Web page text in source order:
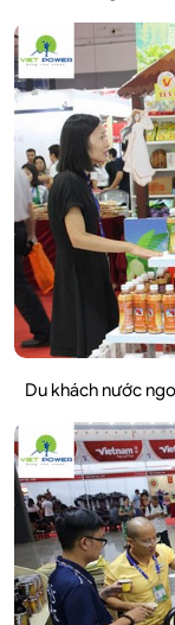
Du khách nước